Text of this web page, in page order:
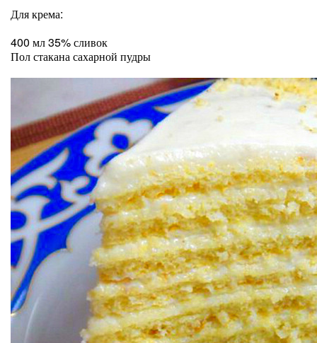
Для крема:
400 мл 35% сливок
Пол стакана сахарной пудры